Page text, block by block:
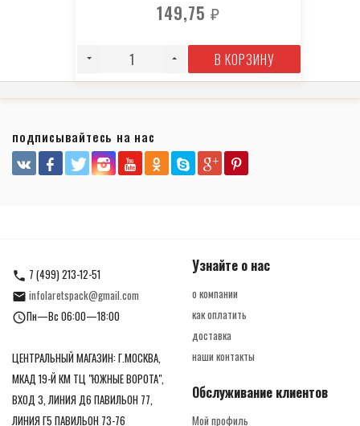
149,75 ₽
В КОРЗИНУ
подписывайтесь на нас
7 (499) 213-12-51
infolaretspack@gmail.com
Пн—Вс 06:00—18:00
ЦЕНТРАЛЬНЫЙ МАГАЗИН: Г.МОСКВА,
МКАД 19-Й КМ ТЦ "ЮЖНЫЕ ВОРОТА",
ВХОД 3, ЛИНИЯ Д6 ПАВИЛЬОН 77,
ЛИНИЯ Г5 ПАВИЛЬОН 73-76
Узнайте о нас
о компании
как оплатить
доставка
наши контакты
Обслуживание клиентов
Мой профиль